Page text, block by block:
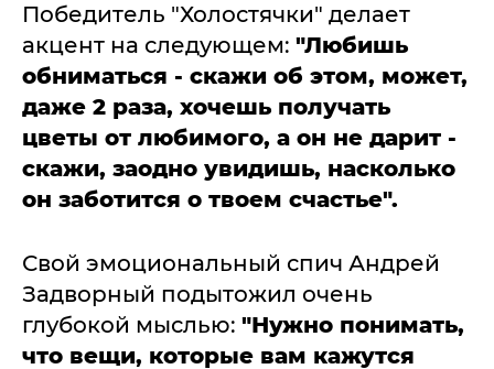
Победитель "Холостячки" делает
акцент на следующем: "Любишь
обниматься - скажи об этом, может,
даже 2 раза, хочешь получать
цветы от любимого, а он не дарит -
скажи, заодно увидишь, насколько
он заботится о твоем счастье".
Свой эмоциональный спич Андрей
Задворный подытожил очень
глубокой мыслью: "Нужно понимать,
что вещи, которые вам кажутся